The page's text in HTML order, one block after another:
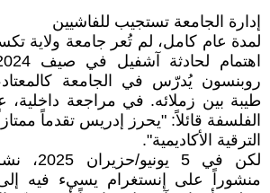
إدارة الجامعة تستجيب للفاشيين
روبنسون يُدرّس في الجامعة
طيبة بين زملائه. في مراجعة
الفلسفة قائلاً: "يحرز إدريس تقدماً
الترقية الأكاديمية".
لكن في 5
منشوراً على إنستغرام يسيء فيه